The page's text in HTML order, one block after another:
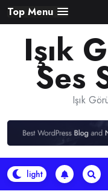
Skip
to
content
Top Menu
Işık
Ses
Işık